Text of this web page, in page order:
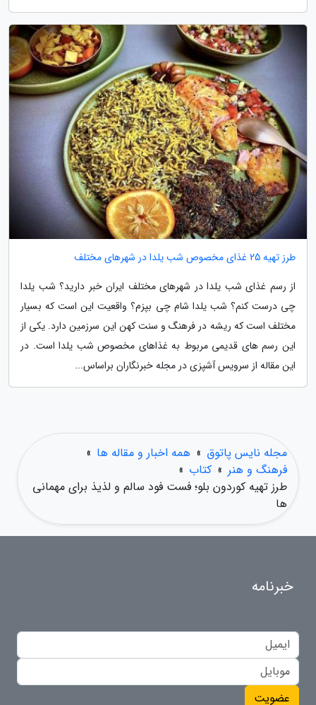
طرز تهیه 25 غذای مخصوص شب یلدا در شهرهای مختلف
از رسم غذای شب یلدا در شهرهای مختلف ایران خبر دارید؟ شب یلدا
چی درست کنم؟ شب یلدا شام چی بپزم؟ واقعیت این است که بسیار
مختلف است که ریشه در فرهنگ و سنت کهن این سرزمین دارد. یکی از
این رسم های قدیمی مربوط به غذاهای مخصوص شب یلدا است. در
این مقاله از سرویس آشپزی در مجله خبرنگاران براساس...
مجله نایس پاتوق » همه اخبار و مقاله ها »
فرهنگ و هنر » کتاب »
طرز تهیه کوردون بلو؛ فست فود سالم و لذیذ برای مهمانی
ها
خبرنامه
عضویت